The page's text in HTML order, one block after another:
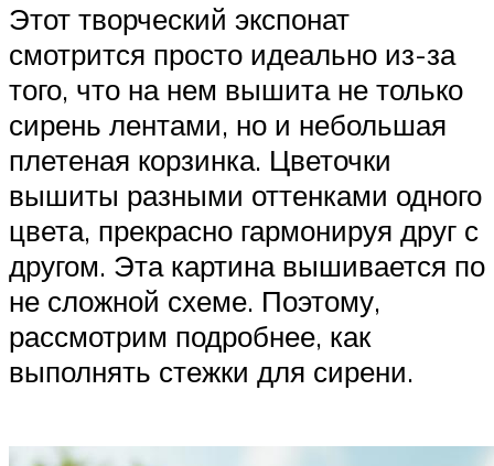
Этот творческий экспонат
смотрится просто идеально из-за
того, что на нем вышита не только
сирень лентами, но и небольшая
плетеная корзинка. Цветочки
вышиты разными оттенками одного
цвета, прекрасно гармонируя друг с
другом. Эта картина вышивается по
не сложной схеме. Поэтому,
рассмотрим подробнее, как
выполнять стежки для сирени.